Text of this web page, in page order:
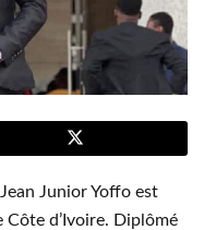
Junior Yoffo est
d’Ivoire. Diplômé